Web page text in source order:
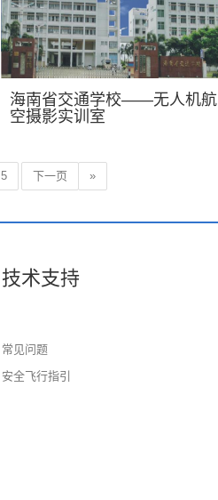
海南省交通学校——无人机航
空摄影实训室
5 下一页 »
技术支持
常见问题
安全飞行指引